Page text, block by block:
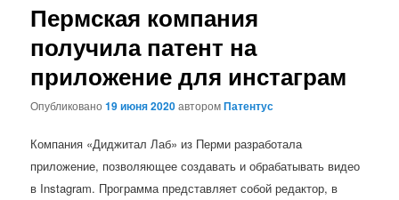
Пермская компания
получила патент на
приложение для инстаграм
Опубликовано19 июня 2020авторомПатентус
Компания «Диджитал Лаб» из Перми разработала
приложение, позволяющее создавать и обрабатывать видео
в Instagram. Программа представляет собой редактор, в